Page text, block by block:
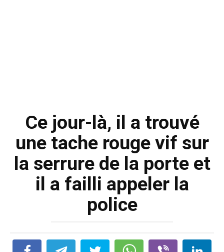
Ce jour-là, il a trouvé
une tache rouge vif sur
la serrure de la porte et
il a failli appeler la
police